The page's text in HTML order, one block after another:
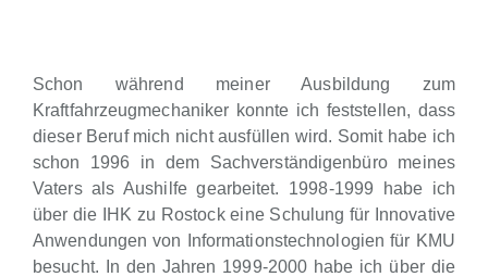
Schon während meiner Ausbildung zum
Kraftfahrzeugmechaniker konnte ich feststellen, dass
dieser Beruf mich nicht ausfüllen wird. Somit habe ich
schon 1996 in dem Sachverständigenbüro meines
Vaters als Aushilfe gearbeitet. 1998-1999 habe ich
über die IHK zu Rostock eine Schulung für Innovative
Anwendungen von Informationstechnologien für KMU
besucht. In den Jahren 1999-2000 habe ich über die